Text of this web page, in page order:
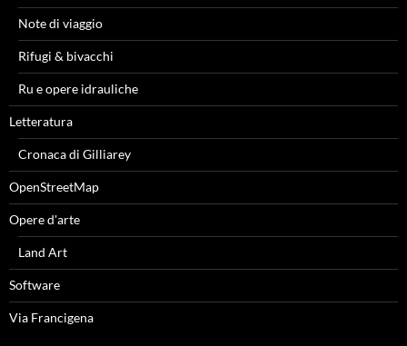
Note di viaggio
Rifugi & bivacchi
Ru e opere idrauliche
Letteratura
Cronaca di Gilliarey
OpenStreetMap
Opere d'arte
Land Art
Software
Via Francigena